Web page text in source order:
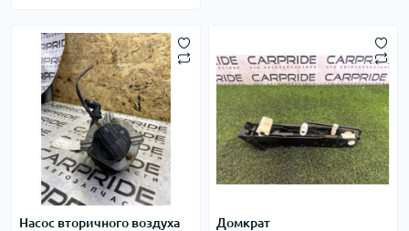
Насос вторичного воздуха Домкрат